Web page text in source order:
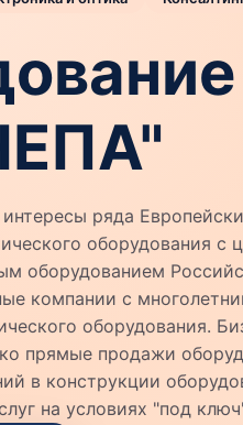
ряда
оборудования с
оборудованием
компании с
оборудования.
прямые продажи
в конструкции
на условиях "под